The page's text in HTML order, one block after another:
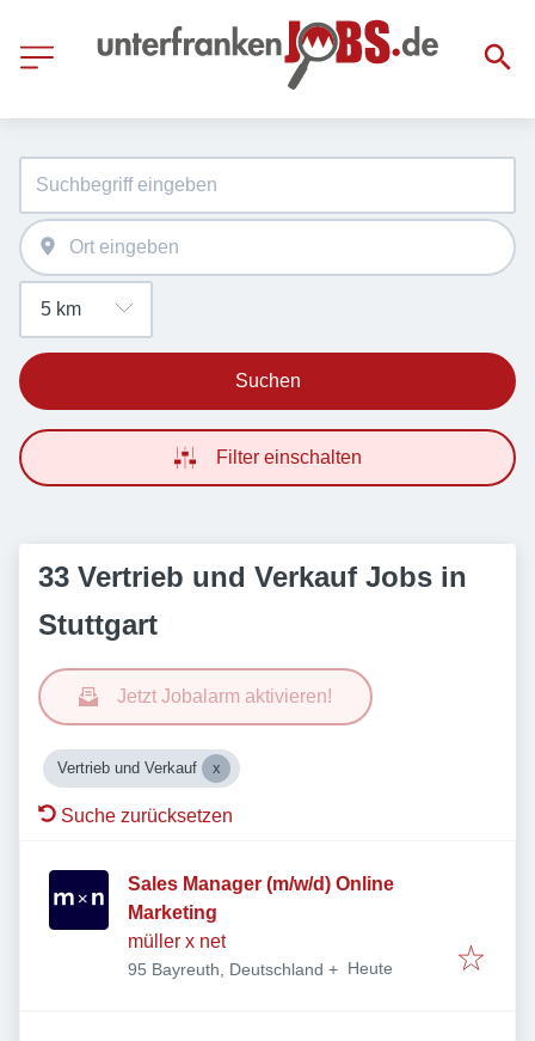
Suchen
Filter einschalten
33 Vertrieb und Verkauf Jobs in
Stuttgart
Jetzt Jobalarm aktivieren!
Vertrieb und Verkauf
Suche zurücksetzen
Sales Manager (m/w/d) Online
Marketing
müller x net
95 Bayreuth, Deutschland + Veröffentlicht
Heute